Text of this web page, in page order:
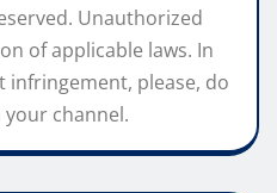
Unauthorized
of applicable laws. In
please, do
channel.